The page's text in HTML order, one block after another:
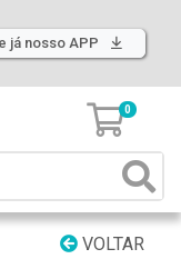
já nosso APP
0
VOLTAR